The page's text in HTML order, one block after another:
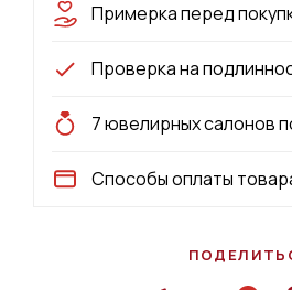
Примерка перед
Проверка на
7 ювелирных салонов
Способы оплаты